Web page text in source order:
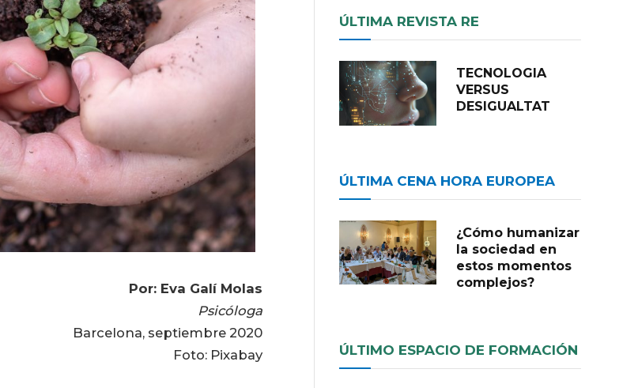
Por: Eva Galí Molas
Psicóloga
Barcelona, septiembre 2020
Foto: Pixabay
ÚLTIMA REVISTA RE
TECNOLOGIA
VERSUS
DESIGUALTAT
ÚLTIMA CENA HORA EUROPEA
¿Cómo humanizar
la sociedad en
estos momentos
complejos?
ÚLTIMO ESPACIO DE FORMACIÓN